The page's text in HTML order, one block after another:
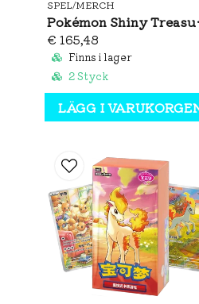
SPEL/MERCH
€ 165,48
Finns i lager
2 Styck
LÄGG I